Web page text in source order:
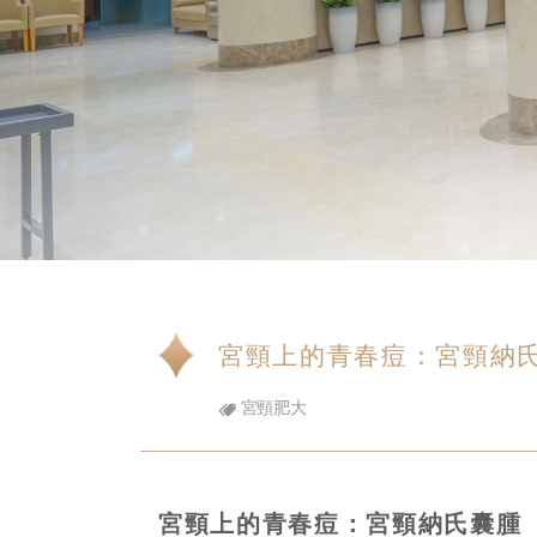
宮頸上的青春痘：宮頸納
宮頸肥大
宮頸上的青春痘：宮頸納氏囊腫